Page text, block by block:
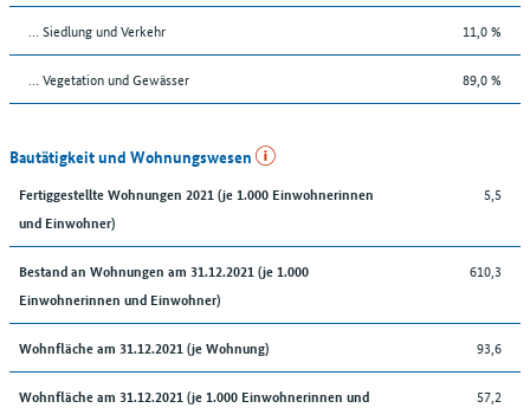
… Siedlung und Verkehr 11,0 %
… Vegetation und Gewässer 89,0 %
Bautätigkeit und Wohnungswesen
Fertiggestellte Wohnungen 2021 (je 1.000 Einwohnerinnen
und Einwohner)
5,5
Bestand an Wohnungen am 31.12.2021 (je 1.000
Einwohnerinnen und Einwohner)
610,3
Wohnfläche am 31.12.2021 (je Wohnung) 93,6
Wohnfläche am 31.12.2021 (je 1.000 Einwohnerinnen und
57,2